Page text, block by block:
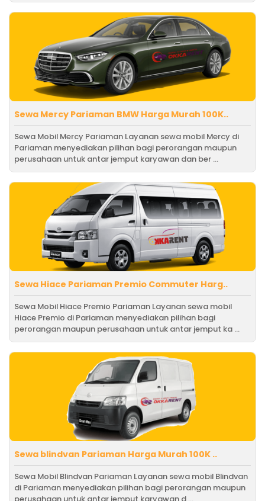
Sewa Mercy Pariaman BMW Harga Murah 100K..
Sewa Mobil Mercy Pariaman Layanan sewa mobil Mercy di
Pariaman menyediakan pilihan bagi perorangan maupun
perusahaan untuk antar jemput karyawan dan ber ...
Sewa Hiace Pariaman Premio Commuter Harg..
Sewa Mobil Hiace Premio Pariaman Layanan sewa mobil
Hiace Premio di Pariaman menyediakan pilihan bagi
perorangan maupun perusahaan untuk antar jemput ka ...
Sewa blindvan Pariaman Harga Murah 100K ..
Sewa Mobil Blindvan Pariaman Layanan sewa mobil Blindvan
di Pariaman menyediakan pilihan bagi perorangan maupun